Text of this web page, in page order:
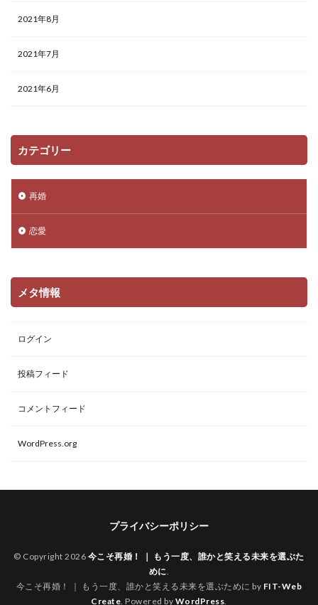
2021年8月
2021年7月
2021年6月
カテゴリー
再婚
恋愛
メタ情報
ログイン
投稿フィード
コメントフィード
WordPress.org
プライバシーポリシー
© Copyright 2026 今こそ再婚！ ｜ もう一度、誰かと笑える未来を選ぶた
めに.
今こそ再婚！ ｜ もう一度、誰かと笑える未来を選ぶために by FIT-Web
Create. Powered by WordPress.